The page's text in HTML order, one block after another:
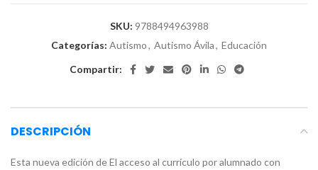
SKU: 9788494963988
Categorías: Autismo, Autismo Ávila, Educación
Compartir:
DESCRIPCIÓN
Esta nueva edición de El acceso al currículo por alumnado con